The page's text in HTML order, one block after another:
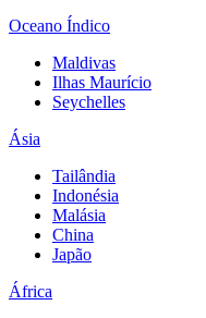
Oceano Índico
Maldivas
Ilhas Maurício
Seychelles
Ásia
Tailândia
Indonésia
Malásia
China
Japão
África